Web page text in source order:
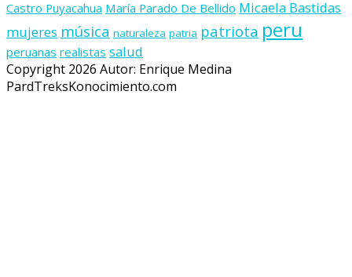
Castro Puyacahua María Parado De Bellido Micaela Bastidas
mujeres música naturaleza patria patriota peru
peruanas realistas salud
Copyright 2026 Autor: Enrique Medina
PardTreksKonocimiento.com